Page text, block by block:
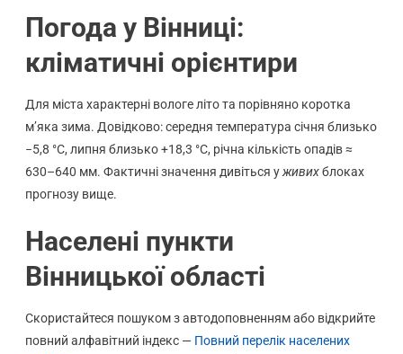
Погода у Вінниці:
кліматичні орієнтири
Для міста характерні вологе літо та порівняно коротка
м’яка зима. Довідково: середня температура січня близько
−5,8 °C, липня близько +18,3 °C, річна кількість опадів ≈
630–640 мм. Фактичні значення дивіться уживихблоках
прогнозу вище.
Населені пункти
Вінницької області
Скористайтеся пошуком з автодоповненням або відкрийте
повний алфавітний індекс — Повний перелік населених